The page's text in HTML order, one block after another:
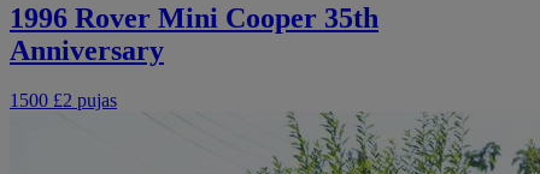
1996 Rover Mini Cooper 35th
Anniversary
1500 £2 pujas